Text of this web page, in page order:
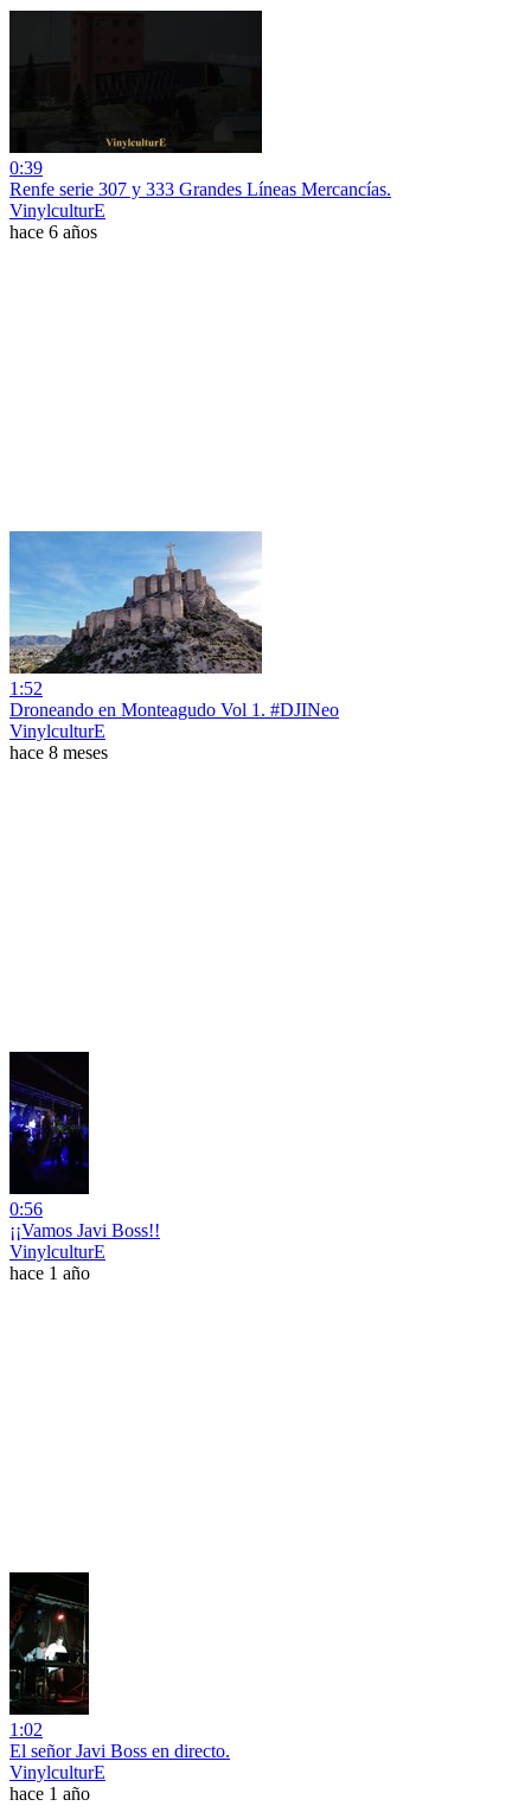
0:39
Renfe serie 307 y 333 Grandes Líneas Mercancías.
VinylculturE
hace 6 años
1:52
Droneando en Monteagudo Vol 1. #DJINeo
VinylculturE
hace 8 meses
0:56
¡¡Vamos Javi Boss!!
VinylculturE
hace 1 año
1:02
El señor Javi Boss en directo.
VinylculturE
hace 1 año